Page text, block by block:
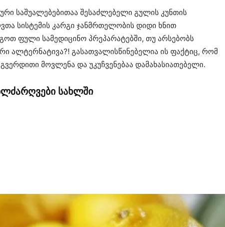
საშუალებებითაა შესაძლებელი გულის კუნთის
სისტემის კარგი ჯანმრთელობის დიდი ხნით
ფული სამედიცინო პრეპარატებში, თუ არსებობს
ალტერნატივა?! გასათვალისწინებელია ის ფაქტიც, რომ
მოვლენა და უკუჩვენებაა დამახასიათებელი.
სახლში